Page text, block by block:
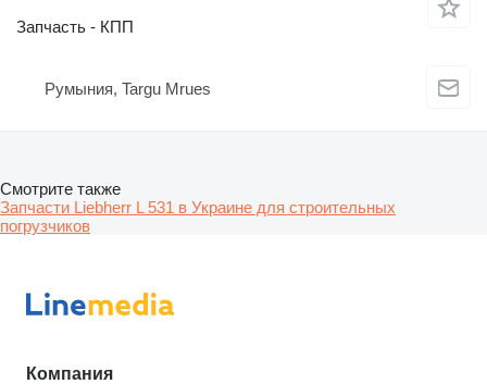
Запчасть - КПП
Румыния, Targu Mrues
Смотрите также
Запчасти Liebherr L 531 в Украине для строительных
погрузчиков
Компания